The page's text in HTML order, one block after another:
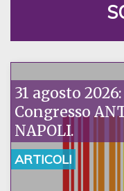
31 agosto
Congresso
NAPOLI.
ARTICOLI